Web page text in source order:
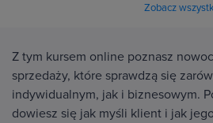
Zobacz
Z tym kursem online poznasz
sprzedaży, które sprawdzą się
indywidualnym, jak i biznesowym.
dowiesz się jak myśli klient i jak